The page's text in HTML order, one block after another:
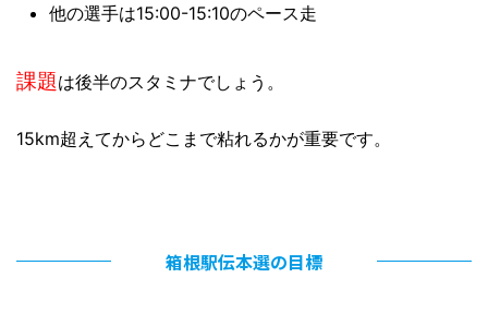
他の選手は15:00-15:10のペース走
課題は後半のスタミナでしょう。
15km超えてからどこまで粘れるかが重要です。
箱根駅伝本選の目標